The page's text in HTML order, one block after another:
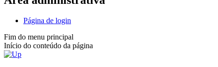
Página de login
Fim do menu principal
Início do conteúdo da página